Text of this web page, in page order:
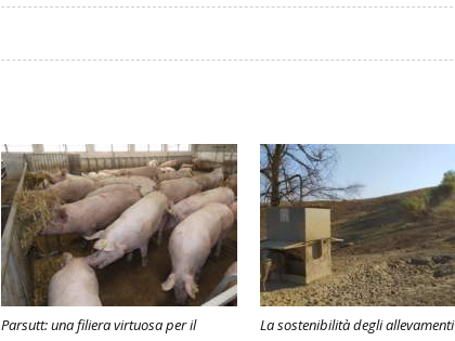
Parsutt: una filiera virtuosa per il
La sostenibilità degli allevamenti